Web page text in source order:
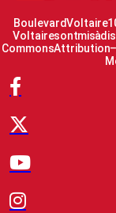
Boulevard Voltaire
Voltaire sont mis à
Commons Attribution –